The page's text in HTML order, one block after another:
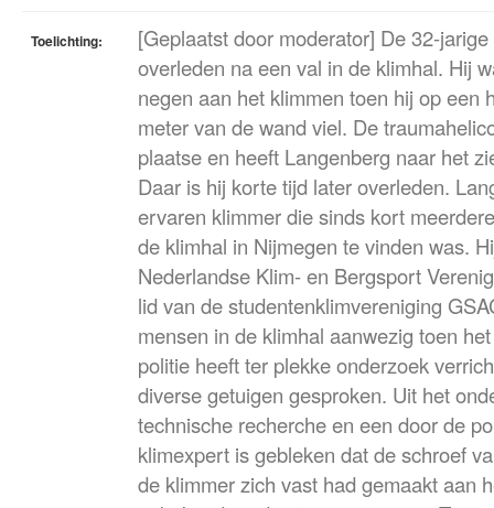
Toelichting:
[Geplaatst door moderator] De 32-
overleden na een val in de klimhal. Hij
negen aan het klimmen toen hij op een
meter van de wand viel. De
plaatse en heeft Langenberg naar het
Daar is hij korte tijd later overleden.
ervaren klimmer die sinds kort
de klimhal in Nijmegen te vinden was.
Nederlandse Klim- en Bergsport
lid van de studentenklimvereniging
mensen in de klimhal aanwezig toen
politie heeft ter plekke onderzoek
diverse getuigen gesproken. Uit het
technische recherche en een door de
klimexpert is gebleken dat de schroef
de klimmer zich vast had gemaakt aan